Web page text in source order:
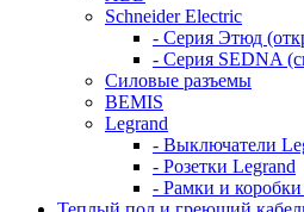
Schneider Electric
- Серия Этюд
- Серия SEDNA
Силовые разъемы
BEMIS
Legrand
- Выключатели
- Розетки Legrand
- Рамки и коробки